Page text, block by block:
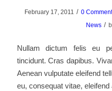
February 17, 2011 / 0
News /
Nullam dictum felis eu
tincidunt. Cras dapibus.
Aenean vulputate eleifend
eu, consequat vitae,